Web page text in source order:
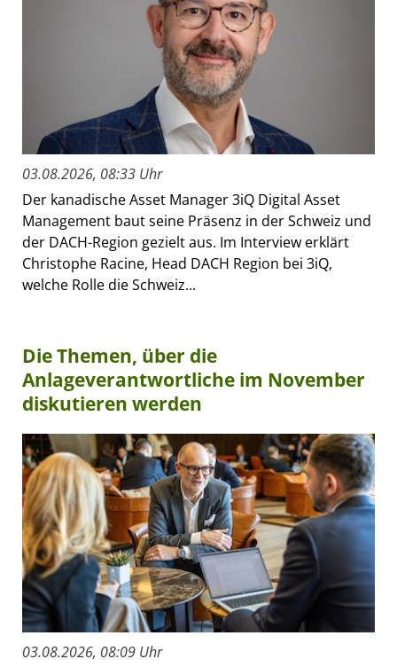
03.08.2026, 08:33 Uhr
Der kanadische Asset Manager 3iQ Digital Asset
Management baut seine Präsenz in der Schweiz und
der DACH-Region gezielt aus. Im Interview erklärt
Christophe Racine, Head DACH Region bei 3iQ,
welche Rolle die Schweiz...
Die Themen, über die
Anlageverantwortliche im November
diskutieren werden
03.08.2026, 08:09 Uhr